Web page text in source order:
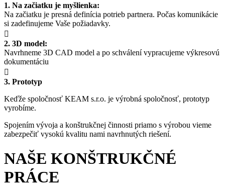
1. Na začiatku je myšlienka:
Na začiatku je presná definícia potrieb partnera. Počas komunikácie
si zadefinujeme Vaše požiadavky.
2. 3D model:
Navrhneme 3D CAD model a po schválení vypracujeme výkresovú
dokumentáciu
3. Prototyp
Keďže spoločnosť KEAM s.r.o. je výrobná spoločnosť, prototyp
vyrobíme.
Spojením vývoja a konštrukčnej činnosti priamo s výrobou vieme
zabezpečiť vysokú kvalitu nami navrhnutých riešení.
NAŠE KONŠTRUKČNÉ
PRÁCE